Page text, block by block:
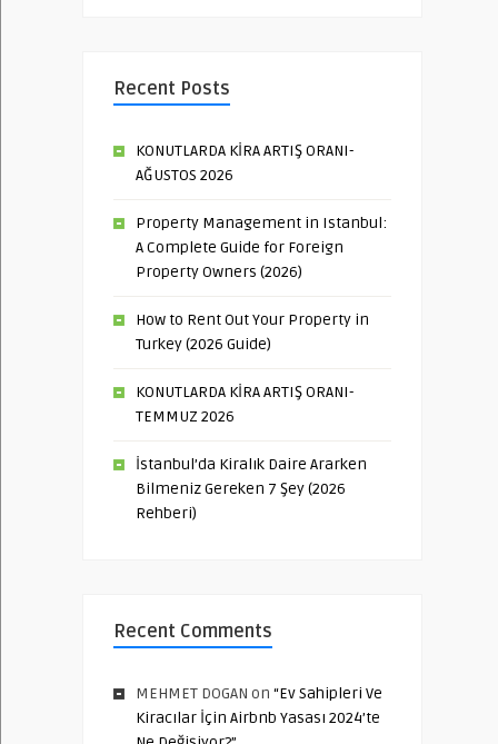
Recent Posts
KONUTLARDA KİRA ARTIŞ ORANI-
AĞUSTOS 2026
Property Management in Istanbul:
A Complete Guide for Foreign
Property Owners (2026)
How to Rent Out Your Property in
Turkey (2026 Guide)
KONUTLARDA KİRA ARTIŞ ORANI-
TEMMUZ 2026
İstanbul’da Kiralık Daire Ararken
Bilmeniz Gereken 7 Şey (2026
Rehberi)
Recent Comments
MEHMET DOGAN on “Ev Sahipleri Ve
Kiracılar İçin Airbnb Yasası 2024’te